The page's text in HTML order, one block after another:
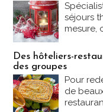
séjours
mesure,
Des hôteliers-
des groupes
Pour
de